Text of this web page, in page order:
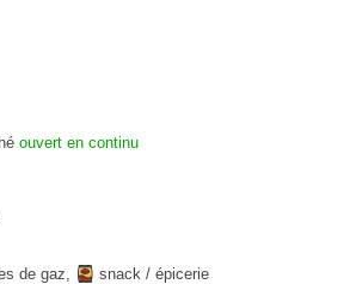
ouvert en continu
de gaz, snack / épicerie